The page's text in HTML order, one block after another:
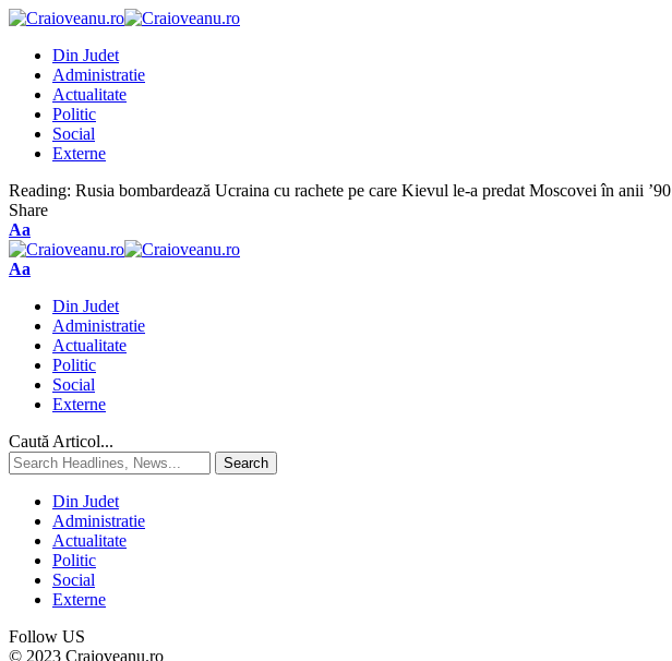
Din Judet
Administratie
Actualitate
Politic
Social
Externe
Reading: Rusia bombardează Ucraina cu rachete pe care Kievul le-a predat Moscovei în anii ’90
Share
Aa
Aa
Din Judet
Administratie
Actualitate
Politic
Social
Externe
Caută Articol...
Din Judet
Administratie
Actualitate
Politic
Social
Externe
Follow US
© 2023 Craioveanu.ro